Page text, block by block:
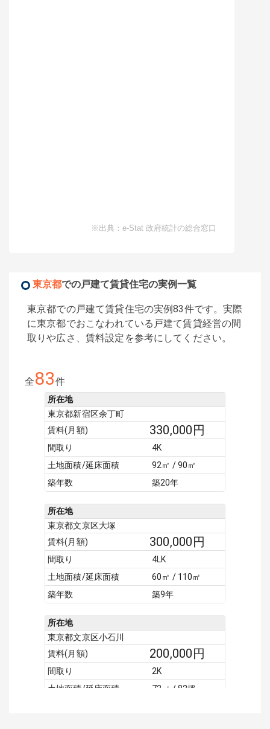
※出典：e-Stat 政府統計の総合窓口
東京都での戸建て賃貸住宅の実例一覧
東京都での戸建て賃貸住宅の実例83件です。実際
に東京都でおこなわれている戸建て賃貸経営の間
取りや広さ、賃料設定を参考にしてください。
全83件
所在地
東京都新宿区余丁町
賃料(月額)
330,000円
間取り
4K
土地面積/延床面積
92㎡ / 90㎡
築年数
築20年
所在地
東京都文京区大塚
賃料(月額)
300,000円
間取り
4LK
土地面積/延床面積
60㎡ / 110㎡
築年数
築9年
所在地
東京都文京区小石川
賃料(月額)
200,000円
間取り
2K
土地面積/延床面積
72㎡ / 82坪